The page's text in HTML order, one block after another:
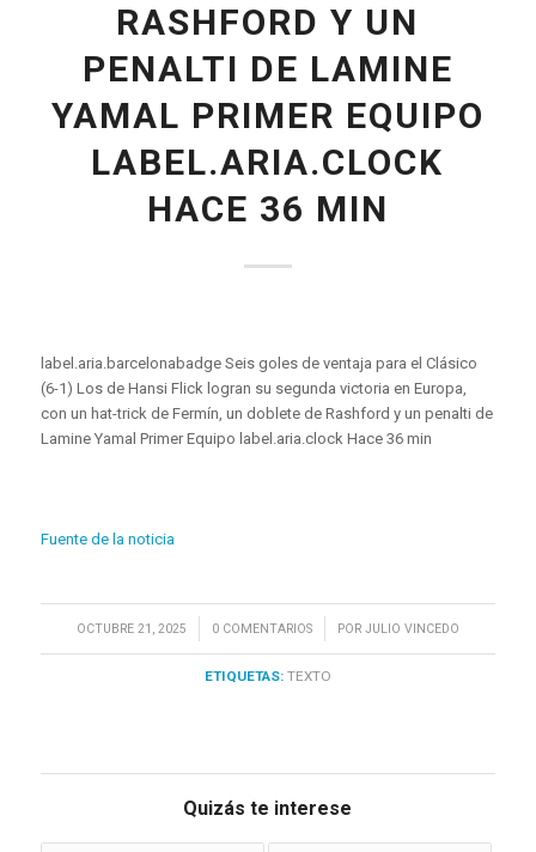
RASHFORD Y UN
PENALTI DE LAMINE
YAMAL PRIMER EQUIPO
LABEL.ARIA.CLOCK
HACE 36 MIN
label.aria.barcelonabadge Seis goles de ventaja para el Clásico
(6-1) Los de Hansi Flick logran su segunda victoria en Europa,
con un hat-trick de Fermín, un doblete de Rashford y un penalti de
Lamine Yamal Primer Equipo label.aria.clock Hace 36 min
Fuente de la noticia
OCTUBRE 21, 2025
/ 0 COMENTARIOS
/ POR JULIO VINCEDO
ETIQUETAS: TEXTO
Quizás te interese